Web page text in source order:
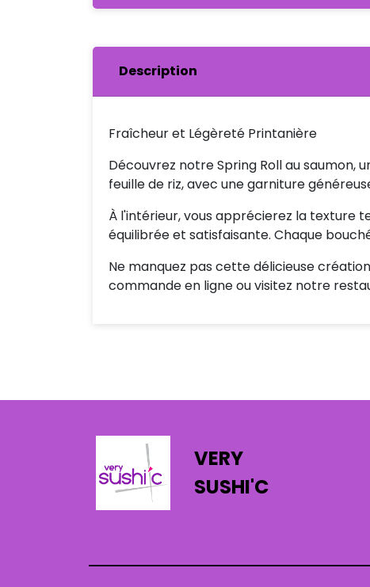
Description
Fraîcheur et Légèreté Printanière
Découvrez notre Spring Roll au saumon,
feuille de riz, avec une garniture
À l'intérieur, vous apprécierez la texture
équilibrée et satisfaisante. Chaque
Ne manquez pas cette délicieuse
commande en ligne ou visitez notre
VERY
SUSHI'C